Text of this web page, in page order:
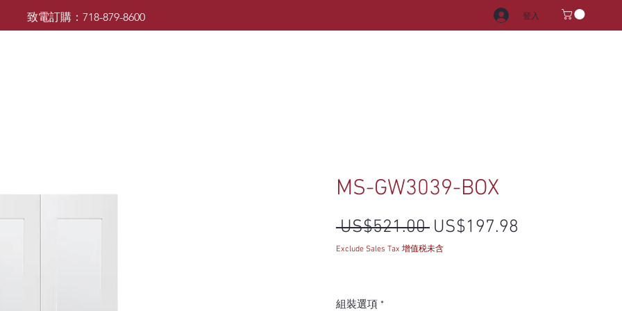
致電訂購：718-879-8600 登入
MS-GW3039-BOX
US$521.00 一般價格
US$197.98
Exclude Sales Tax 增值税未含
組裝選項 *